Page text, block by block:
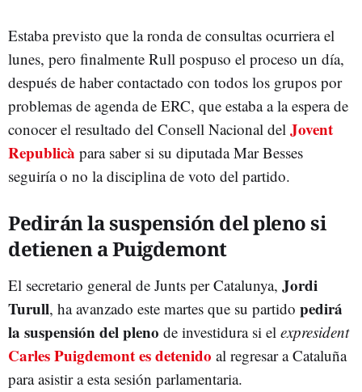
Estaba previsto que la ronda de consultas ocurriera el
lunes, pero finalmente Rull pospuso el proceso un día,
después de haber contactado con todos los grupos por
problemas de agenda de ERC, que estaba a la espera de
conocer el resultado del Consell Nacional del Jovent
Republicà para saber si su diputada Mar Besses
seguiría o no la disciplina de voto del partido.
Pedirán la suspensión del pleno si
detienen a Puigdemont
El secretario general de Junts per Catalunya, Jordi
Turull, ha avanzado este martes que su partido pedirá
la suspensión del pleno de investidura si el expresident
Carles Puigdemont es detenido al regresar a Cataluña
para asistir a esta sesión parlamentaria.